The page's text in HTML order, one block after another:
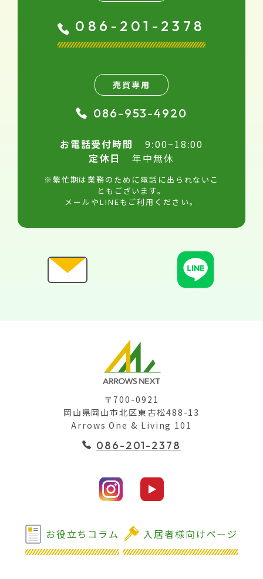
086-201-2378
売買専用
086-953-4920
お電話受付時間
9:00~18:00
定休日
年中無休
※繁忙期は業務のために電話に出られないこ
ともございます。
メールやLINEもご利用ください。
〒700-0921
岡山県岡山市北区東古松488-13
Arrows One & Living 101
086-201-2378
お役立ちコラム 入居者様向けページ